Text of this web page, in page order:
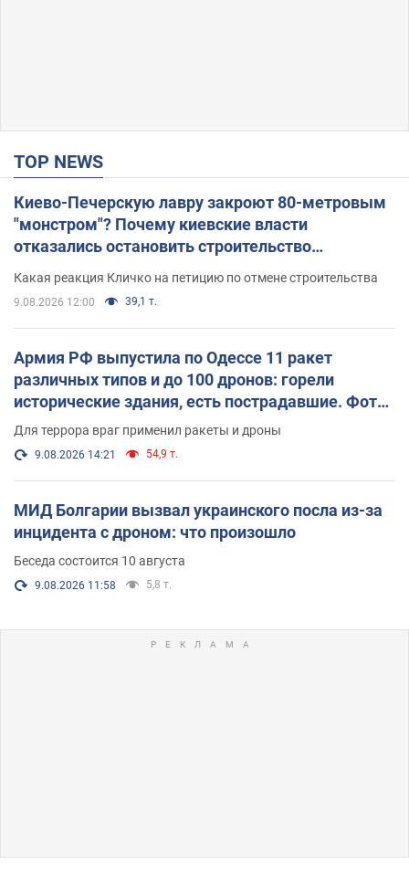
TOP NEWS
Киево-Печерскую лавру закроют 80-метровым
"монстром"? Почему киевские власти
отказались остановить строительство
Какая реакция Кличко на петицию по отмене строительства
9.08.2026 12:00 39,1 т.
Армия РФ выпустила по Одессе 11 ракет
различных типов и до 100 дронов: горели
исторические здания, есть пострадавшие. Фото
и видео
Для террора враг применил ракеты и дроны
9.08.2026 14:21 54,9 т.
МИД Болгарии вызвал украинского посла из-за
инцидента с дроном: что произошло
Беседа состоится 10 августа
9.08.2026 11:58 5,8 т.